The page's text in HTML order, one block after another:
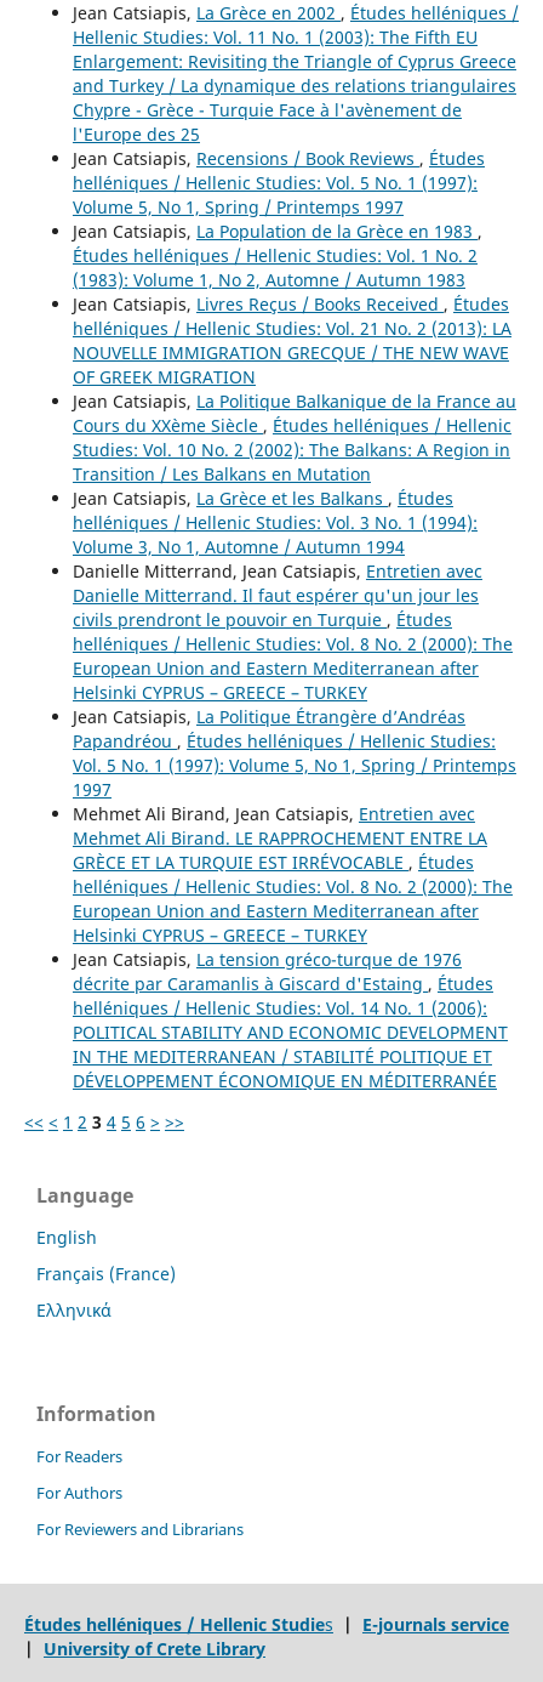
Jean Catsiapis, La Grèce en 2002 , Études helléniques /
Hellenic Studies: Vol. 11 No. 1 (2003): The Fifth EU
Enlargement: Revisiting the Triangle of Cyprus Greece
and Turkey / La dynamique des relations triangulaires
Chypre - Grèce - Turquie Face à l'avènement de
l'Europe des 25
Jean Catsiapis, Recensions / Book Reviews , Études
helléniques / Hellenic Studies: Vol. 5 No. 1 (1997):
Volume 5, No 1, Spring / Printemps 1997
Jean Catsiapis, La Population de la Grèce en 1983 ,
Études helléniques / Hellenic Studies: Vol. 1 No. 2
(1983): Volume 1, No 2, Automne / Autumn 1983
Jean Catsiapis, Livres Reçus / Books Received , Études
helléniques / Hellenic Studies: Vol. 21 No. 2 (2013): LA
NOUVELLE IMMIGRATION GRECQUE / THE NEW WAVE
OF GREEK MIGRATION
Jean Catsiapis, La Politique Balkanique de la France au
Cours du XXème Siècle , Études helléniques / Hellenic
Studies: Vol. 10 No. 2 (2002): The Balkans: A Region in
Transition / Les Balkans en Mutation
Jean Catsiapis, La Grèce et les Balkans , Études
helléniques / Hellenic Studies: Vol. 3 No. 1 (1994):
Volume 3, No 1, Automne / Autumn 1994
Danielle Mitterrand, Jean Catsiapis, Entretien avec
Danielle Mitterrand. Il faut espérer qu'un jour les
civils prendront le pouvoir en Turquie , Études
helléniques / Hellenic Studies: Vol. 8 No. 2 (2000): The
European Union and Eastern Mediterranean after
Helsinki CYPRUS – GREECE – TURKEY
Jean Catsiapis, La Politique Étrangère d’Andréas
Papandréou , Études helléniques / Hellenic Studies:
Vol. 5 No. 1 (1997): Volume 5, No 1, Spring / Printemps
1997
Mehmet Ali Birand, Jean Catsiapis, Entretien avec
Mehmet Ali Birand. LE RAPPROCHEMENT ENTRE LA
GRÈCE ET LA TURQUIE EST IRRÉVOCABLE , Études
helléniques / Hellenic Studies: Vol. 8 No. 2 (2000): The
European Union and Eastern Mediterranean after
Helsinki CYPRUS – GREECE – TURKEY
Jean Catsiapis, La tension gréco-turque de 1976
décrite par Caramanlis à Giscard d'Estaing , Études
helléniques / Hellenic Studies: Vol. 14 No. 1 (2006):
POLITICAL STABILITY AND ECONOMIC DEVELOPMENT
IN THE MEDITERRANEAN / STABILITÉ POLITIQUE ET
DÉVELOPPEMENT ÉCONOMIQUE EN MÉDITERRANÉE
<< < 1 2 3 4 5 6 > >>
Language
English
Français (France)
Ελληνικά
Information
For Readers
For Authors
For Reviewers and Librarians
Études helléniques / Hellenic Studies | E-journals service
| University of Crete Library